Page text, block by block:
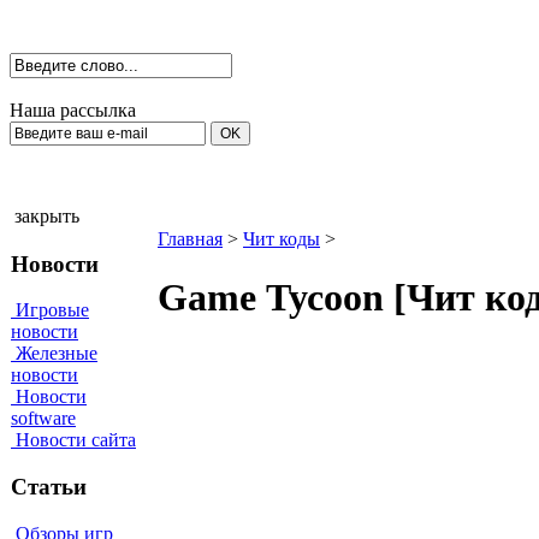
Наша рассылка
закрыть
Новости
Игровые
новости
Железные
новости
Новости
software
Новости сайта
Статьи
Обзоры игр
Главная > Чит коды >
Gаme Тусооn [Чит